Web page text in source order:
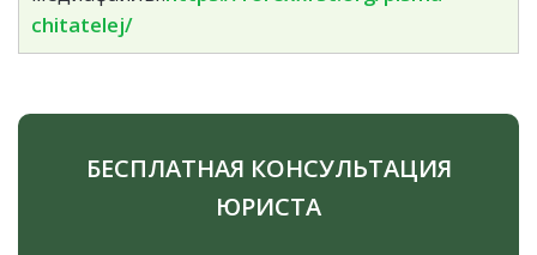
chitatelej/
БЕСПЛАТНАЯ КОНСУЛЬТАЦИЯ
ЮРИСТА